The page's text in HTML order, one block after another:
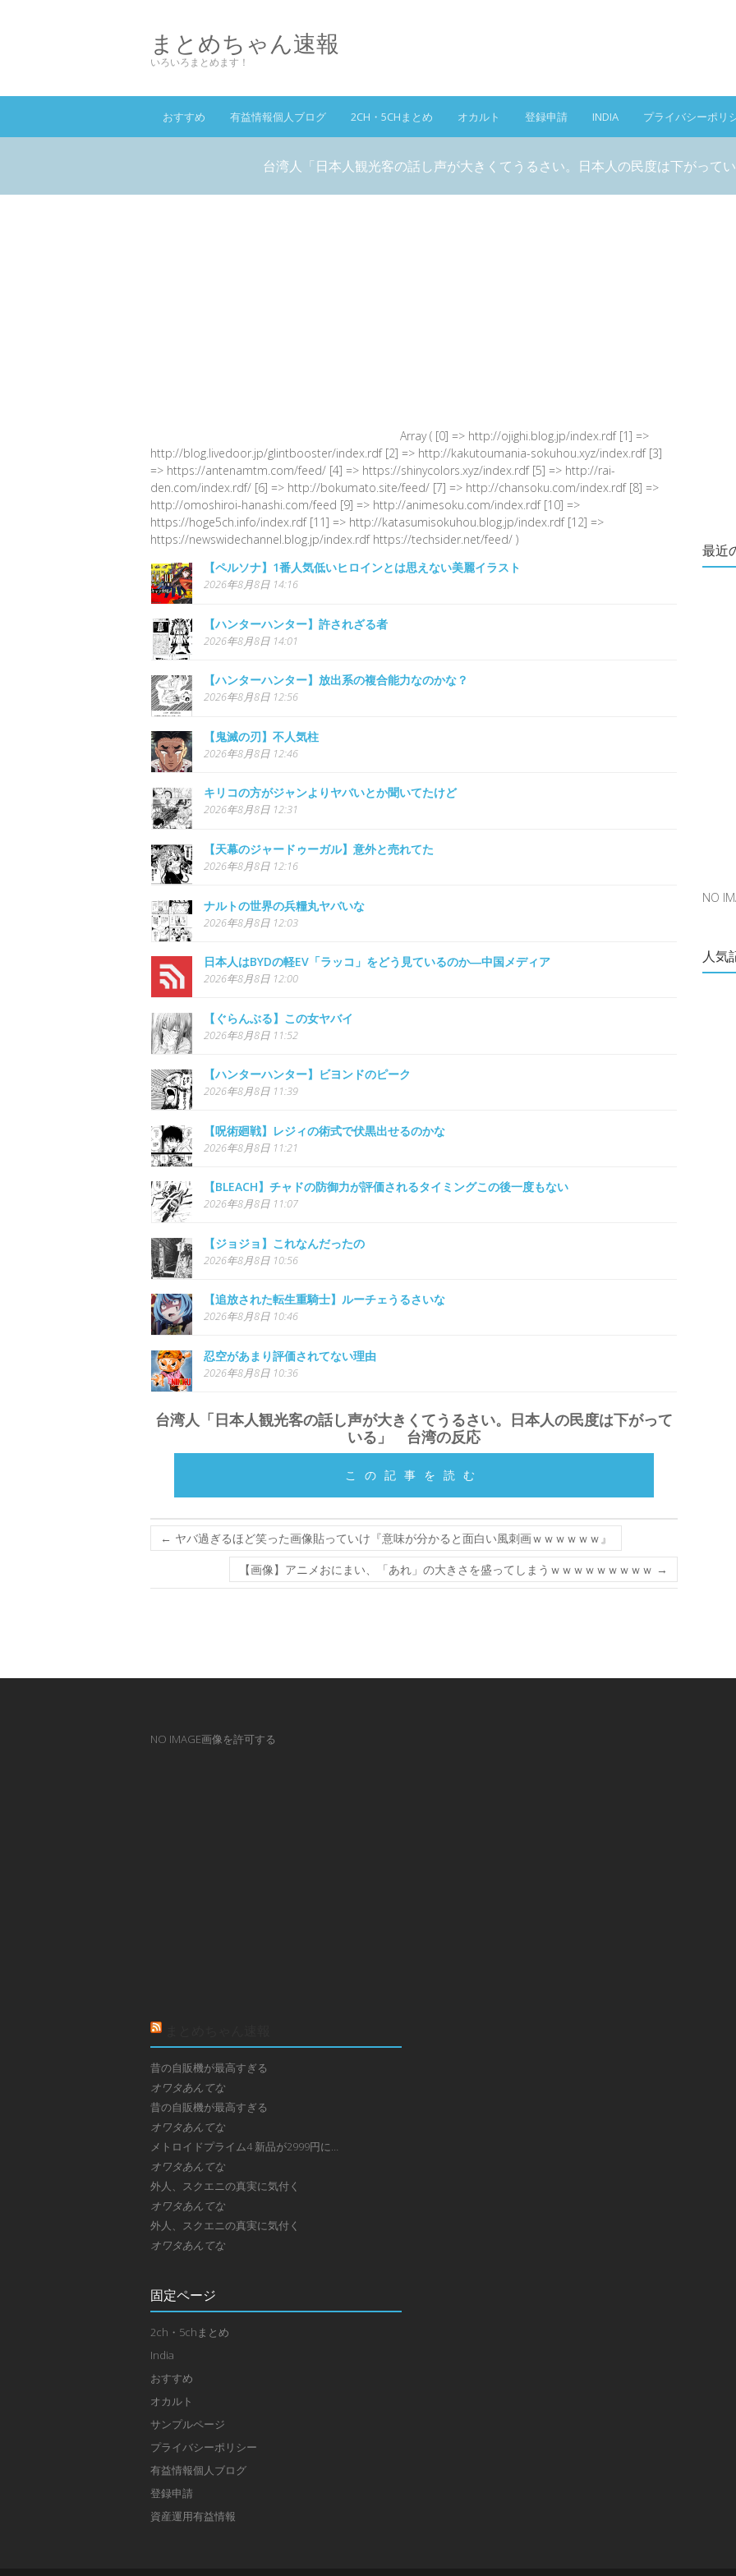
まとめちゃん速報
いろいろまとめます！
おすすめ 有益情報個人ブログ 2CH・5CHまとめ オカルト 登録申請 INDIA プライバシーポリ
台湾人「日本人観光客の話し声が大きくてうるさい。日本人の民度は下がって
Array ( [0] => http://ojighi.blog.jp/index.rdf [1] =>
http://blog.livedoor.jp/glintbooster/index.rdf [2] => http://kakutoumania-sokuhou.xyz/index.rdf [3]
=> https://antenamtm.com/feed/ [4] => https://shinycolors.xyz/index.rdf [5] => http://rai-
den.com/index.rdf/ [6] => http://bokumato.site/feed/ [7] => http://chansoku.com/index.rdf [8] =>
http://omoshiroi-hanashi.com/feed [9] => http://animesoku.com/index.rdf [10] =>
https://hoge5ch.info/index.rdf [11] => http://katasumisokuhou.blog.jp/index.rdf [12] =>
https://newswidechannel.blog.jp/index.rdf https://techsider.net/feed/ )
【ペルソナ】1番人気低いヒロインとは思えない美麗イラスト
2026年8月8日 14:16
【ハンターハンター】許されざる者
2026年8月8日 14:01
【ハンターハンター】放出系の複合能力なのかな？
2026年8月8日 12:56
【鬼滅の刃】不人気柱
2026年8月8日 12:46
キリコの方がジャンよりヤバいとか聞いてたけど
2026年8月8日 12:31
【天幕のジャードゥーガル】意外と売れてた
2026年8月8日 12:16
ナルトの世界の兵糧丸ヤバいな
2026年8月8日 12:03
日本人はBYDの軽EV「ラッコ」をどう見ているのか―中国メディア
2026年8月8日 12:00
【ぐらんぶる】この女ヤバイ
2026年8月8日 11:52
【ハンターハンター】ビヨンドのピーク
2026年8月8日 11:39
【呪術廻戦】レジィの術式で伏黒出せるのかな
2026年8月8日 11:21
【BLEACH】チャドの防御力が評価されるタイミングこの後一度もない
2026年8月8日 11:07
【ジョジョ】これなんだったの
2026年8月8日 10:56
【追放された転生重騎士】ルーチェうるさいな
2026年8月8日 10:46
忍空があまり評価されてない理由
2026年8月8日 10:36
台湾人「日本人観光客の話し声が大きくてうるさい。日本人の民度は下がって
いる」 台湾の反応
この記事を読む
← ヤバ過ぎるほど笑った画像貼っていけ『意味が分かると面白い風刺画ｗｗｗｗｗｗ』
【画像】アニメおにまい、「あれ」の大きさを盛ってしまうｗｗｗｗｗｗｗｗｗ →
最近
NO
人気
NO IMAGE画像を許可する
昔の自販機が最高すぎる
オワタあんてな
昔の自販機が最高すぎる
オワタあんてな
メトロイドプライム4 新品が2999円に…
オワタあんてな
外人、スクエニの真実に気付く
オワタあんてな
外人、スクエニの真実に気付く
オワタあんてな
固定ページ
2ch・5chまとめ
India
おすすめ
オカルト
サンプルページ
プライバシーポリシー
有益情報個人ブログ
登録申請
資産運用有益情報